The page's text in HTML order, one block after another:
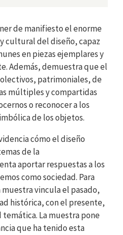
de manifiesto el enorme
cultural del diseño, capaz
en piezas ejemplares y
Además, demuestra que el
patrimoniales, de
múltiples y compartidas
o reconocer a los
de los objetos.
cómo el diseño
de la
aportar respuestas a los
como sociedad. Para
vincula el pasado,
histórica, con el presente,
La muestra pone
que ha tenido esta